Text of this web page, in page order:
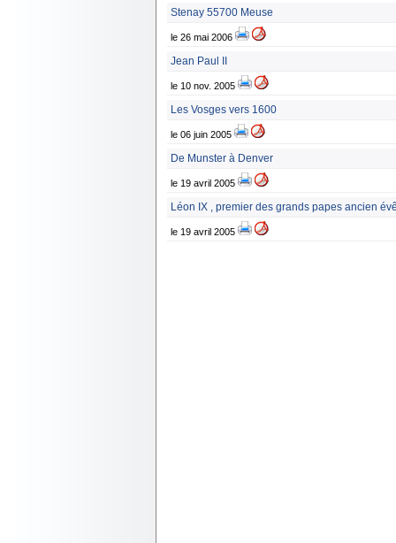
Stenay 55700 Meuse
le 26 mai 2006
Jean Paul II
le 10 nov. 2005
Les Vosges vers 1600
le 06 juin 2005
De Munster à Denver
le 19 avril 2005
Léon IX , premier des grands papes ancien
le 19 avril 2005